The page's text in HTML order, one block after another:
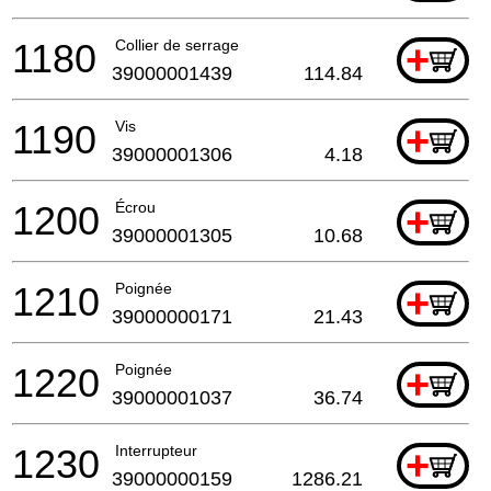
Collier de serrage +
1180 39000001439 114.84
Vis +
1190 39000001306 4.18
Écrou +
1200 39000001305 10.68
Poignée +
1210 39000000171 21.43
Poignée +
1220 39000001037 36.74
Interrupteur +
1230 39000000159 1286.21